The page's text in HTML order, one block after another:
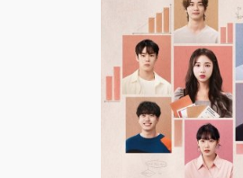
Запомнить
ВОЙТИ НА САЙТ